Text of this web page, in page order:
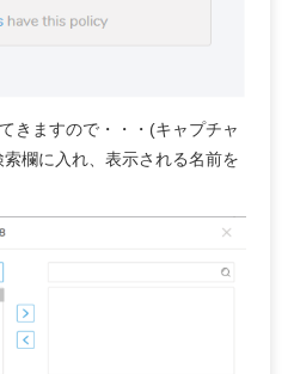
きますので・・・(キャプチャ
索欄に入れ、表示される名前を